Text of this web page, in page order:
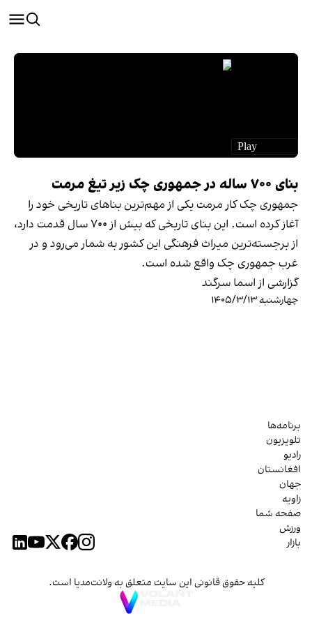
بنای ۷۰۰ ساله در جمهوری چک زیر تیغ مرمت
جمهوری چک کار مرمت یکی از مهم‌ترین بناهای تاریخی خود را
آغاز کرده است. این بنای تاریخی که بیش از ۷۰۰ سال قدمت دارد،
از برجسته‌ترین میراث فرهنگی این کشور به شمار می‌رود و در
غرب جمهوری چک واقع شده است.
گزارشی از اسما سرگند
چهارشنبه ۱۴۰۵/۳/۱۳
برنامه‌ها
تلویزیون
رادیو
افغانستان
جهان
زاویه
صفحه شما
ورزش
بازار
کلیه حقوق قانونی این سایت متعلق به ولانت‌مدیا است.